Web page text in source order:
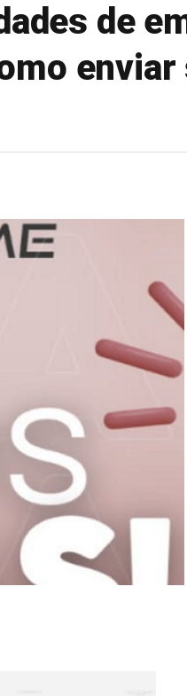
de
enviar